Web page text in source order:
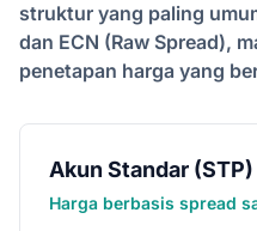
struktur yang paling
dan ECN (Raw Spread),
penetapan harga yang
Akun Standar (STP)
Harga berbasis spread